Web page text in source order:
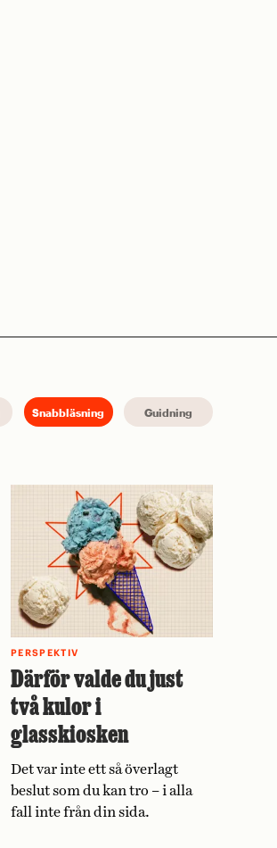
Snabbläsning Guidning
PERSPEKTIV
Därför valde du just
två kulor i
glasskiosken
Det var inte ett så överlagt
beslut som du kan tro – i alla
fall inte från din sida.